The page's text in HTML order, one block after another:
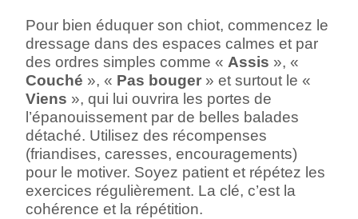
Pour bien éduquer son chiot, commencez le
dressage dans des espaces calmes et par
des ordres simples comme «Assis », «
Couché », « Pas bouger » et surtout le «
Viens », qui lui ouvrira les portes de
l’épanouissement par de belles balades
détaché. Utilisez des récompenses
(friandises, caresses, encouragements)
pour le motiver. Soyez patient et répétez les
exercices régulièrement. La clé, c’est la
cohérence et la répétition.